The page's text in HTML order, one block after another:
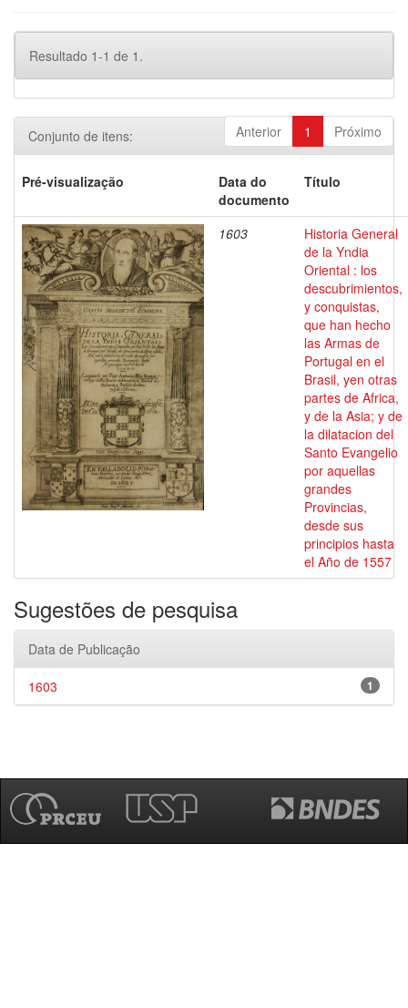
Resultado 1-1 de 1.
Anterior 1 Próximo
Conjunto de itens:
Pré-visualização
Data do
documento
Título
1603
Historia General
de la Yndia
Oriental : los
descubrimientos,
y conquistas,
que han hecho
las Armas de
Portugal en el
Brasil, yen otras
partes de Africa,
y de la Asia; y de
la dilatacion del
Santo Evangelio
por aquellas
grandes
Provincias,
desde sus
principios hasta
el Año de 1557
Sugestões de pesquisa
Data de Publicação
1
1603